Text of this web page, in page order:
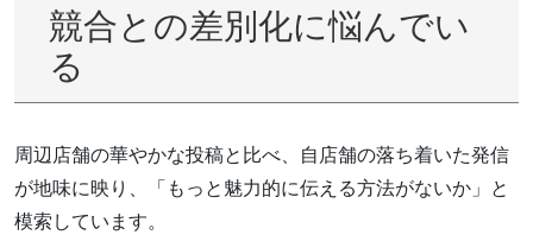
競合との差別化に悩んでい
る
周辺店舗の華やかな投稿と比べ、自店舗の落ち着いた発信
が地味に映り、「もっと魅力的に伝える方法がないか」と
模索しています。